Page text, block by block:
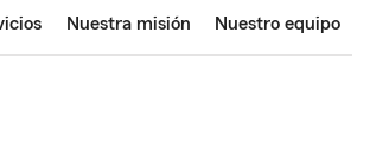
Nuestra misión Nuestro equipo